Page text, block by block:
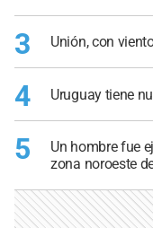
3 Unión, con
4 Uruguay tiene
5
Un hombre fue
zona noroeste